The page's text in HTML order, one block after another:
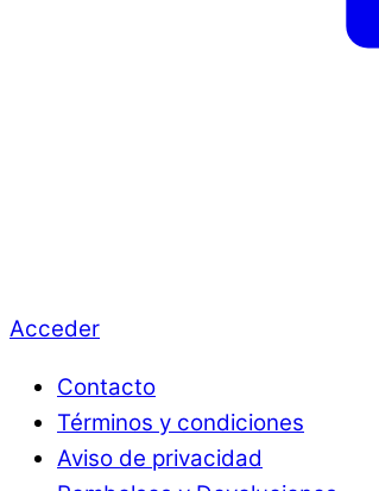
Acceder
Contacto
Términos y condiciones
Aviso de privacidad